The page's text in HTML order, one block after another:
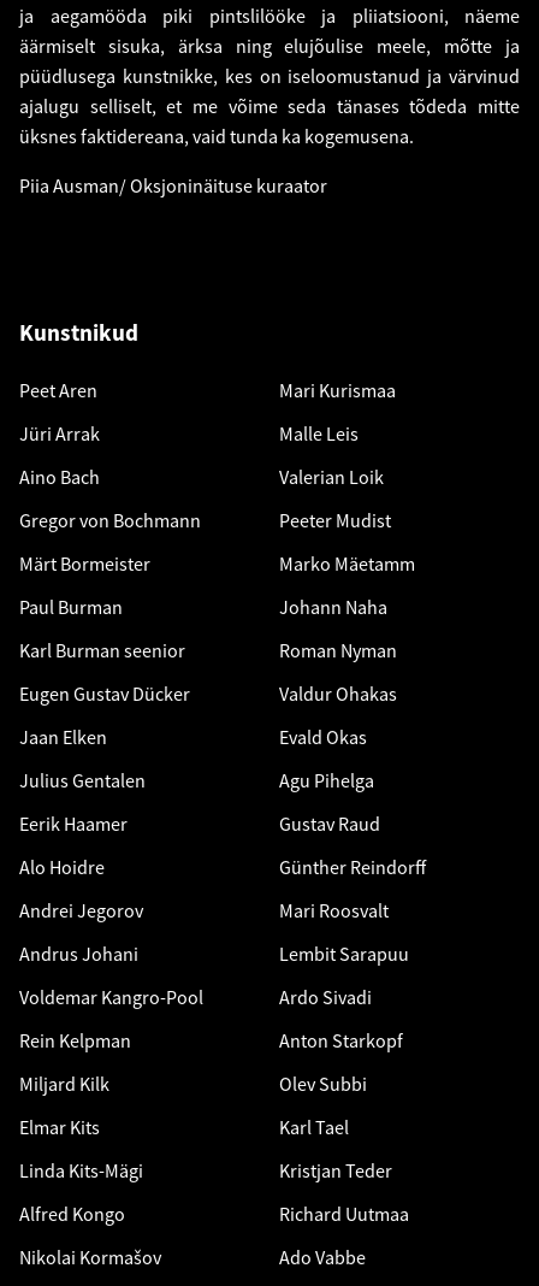
ja aegamööda piki pintslilööke ja pliiatsiooni, näeme
äärmiselt sisuka, ärksa ning elujõulise meele, mõtte ja
püüdlusega kunstnikke, kes on iseloomustanud ja värvinud
ajalugu selliselt, et me võime seda tänases tõdeda mitte
üksnes faktidereana, vaid tunda ka kogemusena.
Piia Ausman/ Oksjoninäituse kuraator
Kunstnikud
Peet Aren
Jüri Arrak
Aino Bach
Gregor von Bochmann
Märt Bormeister
Paul Burman
Karl Burman seenior
Eugen Gustav Dücker
Jaan Elken
Julius Gentalen
Eerik Haamer
Alo Hoidre
Andrei Jegorov
Andrus Johani
Voldemar Kangro-Pool
Rein Kelpman
Miljard Kilk
Elmar Kits
Linda Kits-Mägi
Alfred Kongo
Nikolai Kormašov
Mari Kurismaa
Malle Leis
Valerian Loik
Peeter Mudist
Marko Mäetamm
Johann Naha
Roman Nyman
Valdur Ohakas
Evald Okas
Agu Pihelga
Gustav Raud
Günther Reindorff
Mari Roosvalt
Lembit Sarapuu
Ardo Sivadi
Anton Starkopf
Olev Subbi
Karl Tael
Kristjan Teder
Richard Uutmaa
Ado Vabbe